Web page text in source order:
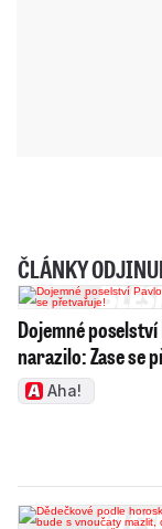
ČLÁNKY
Dojemné
narazilo: Zase se
Aha!